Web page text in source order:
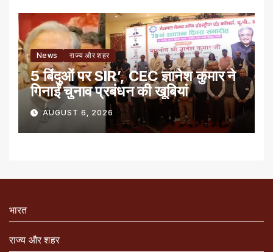
News राज्य और शहर
5 बिंदुओं पर SIR’, CEC ज्ञानेश कुमार ने
गिनाईं चुनाव प्रबंधन की खूबियां
AUGUST 6, 2026
भारत
राज्य और शहर